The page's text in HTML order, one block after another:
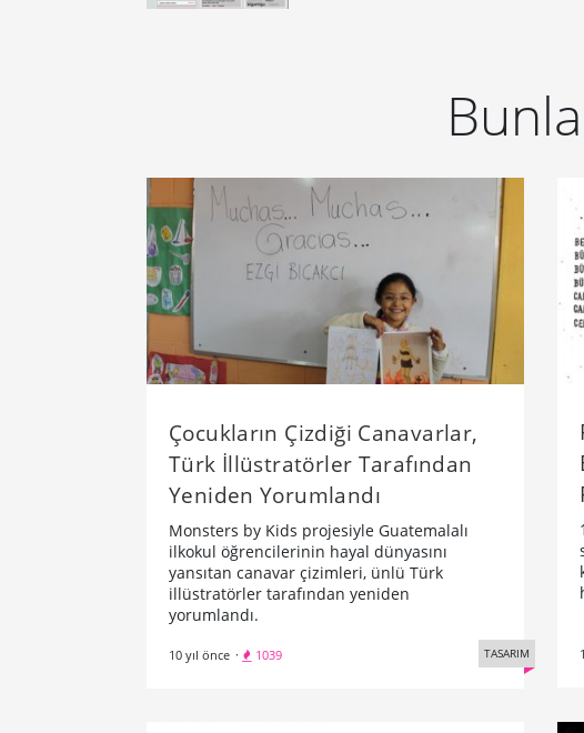
Çocukların Çizdiği Canavarlar,
Türk İllüstratörler Tarafından
Yeniden Yorumlandı
Monsters by Kids projesiyle Guatemalalı
ilkokul öğrencilerinin hayal dünyasını
yansıtan canavar çizimleri, ünlü Türk
illüstratörler tarafından yeniden
yorumlandı.
10 yıl önce · 1039 TASARIM